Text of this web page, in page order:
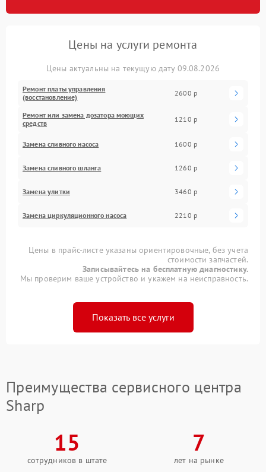
Цены на услуги ремонта
Цены актуальны на текущую дату 09.08.2026
Ремонт платы управления
(восстановление)
2600 р
Ремонт или замена дозатора моющих
средств
1210 р
Замена сливного насоса 1600 р
Замена сливного шланга 1260 р
Замена улитки 3460 р
Замена циркуляционного насоса 2210 р
Цены в прайс-листе указаны ориентировочные, без учета
стоимости запчастей.
Записывайтесь на бесплатную диагностику.
Мы проверим ваше устройство и укажем на неисправность.
Показать все услуги
Преимущества сервисного центра
Sharp
15
сотрудников в штате
7
лет на рынке